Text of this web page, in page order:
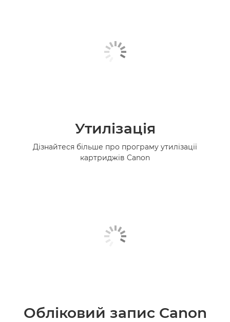
Утилізація
Дізнайтеся більше про програму утилізації
картриджів Canon
Обліковий запис Canon